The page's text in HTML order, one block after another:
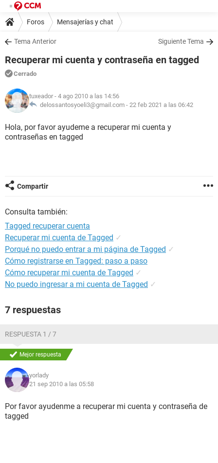
Foros Mensajerías y chat
Tema Anterior Siguiente Tema
Recuperar mi cuenta y contraseña en tagged
Cerrado
tuxeador - 4 ago 2010 a las 14:56
delossantosyoeli3@gmail.com - 22 feb 2021 a las 06:42
Hola, por favor ayudeme a recuperar mi cuenta y
contraseñas en tagged
Compartir
Consulta también:
Tagged recuperar cuenta
Recuperar mi cuenta de Tagged ✓
Porqué no puedo entrar a mi página de Tagged ✓
Cómo registrarse en Tagged: paso a paso
Cómo recuperar mi cuenta de Tagged ✓
No puedo ingresar a mi cuenta de Tagged ✓
7 respuestas
RESPUESTA 1 / 7
Mejor respuesta
yorlady
21 sep 2010 a las 05:58
Por favor ayudenme a recuperar mi cuenta y contraseña de
tagged